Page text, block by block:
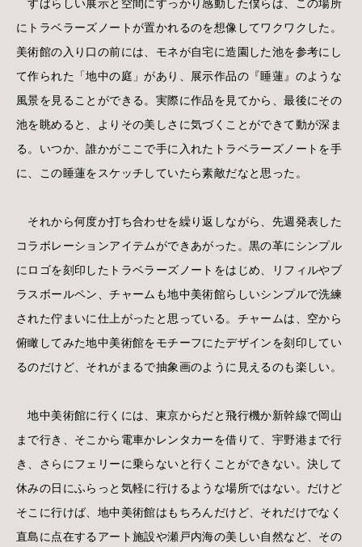
すばらしい展示と空間にすっかり感動した僕らは、この場所
にトラベラーズノートが置かれるのを想像してワクワクした。
美術館の入り口の前には、モネが自宅に造園した池を参考にし
て作られた「地中の庭」があり、展示作品の『睡蓮』のような
風景を見ることができる。実際に作品を見てから、最後にその
池を眺めると、よりその美しさに気づくことができて動が深ま
る。いつか、誰かがここで手に入れたトラベラーズノートを手
に、この睡蓮をスケッチしていたら素敵だなと思った。
それから何度か打ち合わせを繰り返しながら、先週発表した
コラボレーションアイテムができあがった。黒の革にシンプル
にロゴを刻印したトラベラーズノートをはじめ、リフィルやブ
ラスボールペン、チャームも地中美術館らしいシンプルで洗練
された佇まいに仕上がったと思っている。チャームは、空から
俯瞰してみた地中美術館をモチーフにたデザインを刻印してい
るのだけど、それがまるで抽象画のように見えるのも楽しい。
地中美術館に行くには、東京からだと飛行機か新幹線で岡山
まで行き、そこから電車かレンタカーを借りて、宇野港まで行
き、さらにフェリーに乗らないと行くことができない。決して
休みの日にふらっと気軽に行けるような場所ではない。だけど
そこに行けば、地中美術館はもちろんだけど、それだけでなく
直島に点在するアート施設や瀬戸内海の美しい自然など、その